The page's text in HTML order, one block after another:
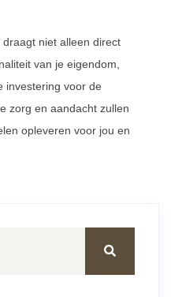
niet alleen direct
van je eigendom,
investering voor de
zorg en aandacht zullen
opleveren voor jou en